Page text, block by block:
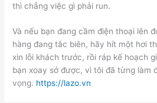
thì chẳng việc gì phải run.
Và nếu bạn đang cầm điện thoại lên
hàng đang tắc biên, hãy hít một hơi
xin lỗi khách trước, rồi ráp kế hoạch
bạn xoay sở được, vì tôi đã từng làm
vọng. https://lazo.vn